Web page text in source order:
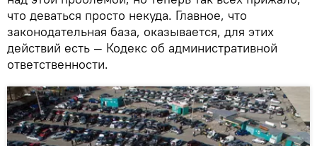
что деваться просто некуда. Главное, что
законодательная база, оказывается, для этих
действий есть — Кодекс об административной
ответственности.